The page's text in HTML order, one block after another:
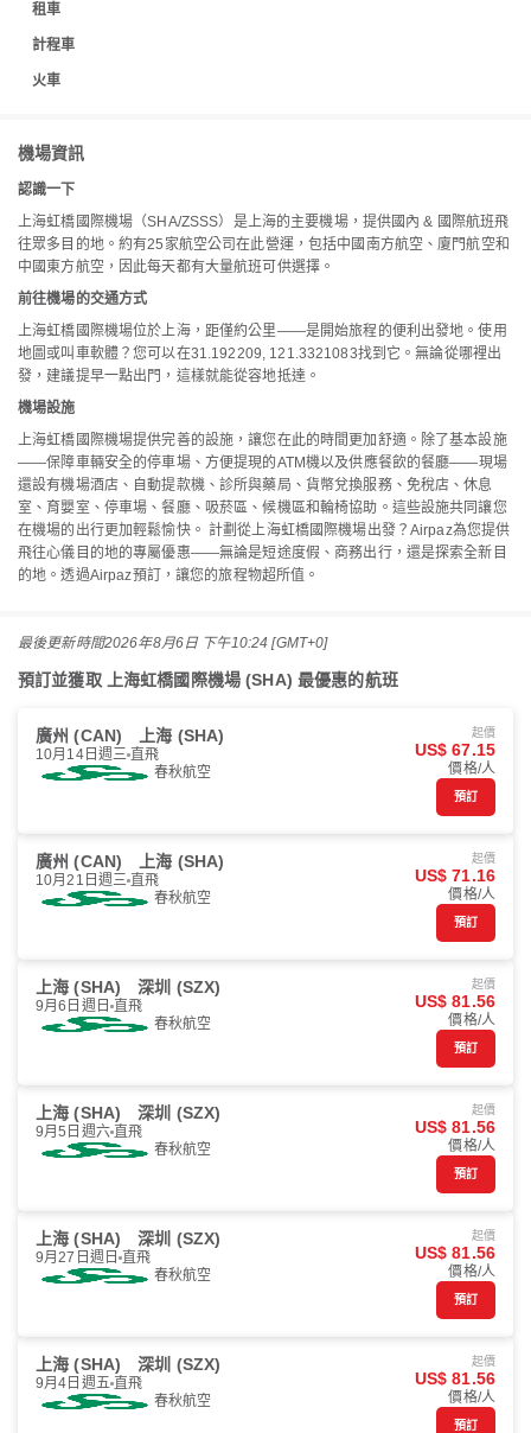
租車
計程車
火車
機場資訊
認識一下
上海虹橋國際機場（SHA/ZSSS）是上海的主要機場，提供國內 & 國際航班飛
往眾多目的地。約有25家航空公司在此營運，包括中國南方航空、廈門航空和
中國東方航空，因此每天都有大量航班可供選擇。
前往機場的交通方式
上海虹橋國際機場位於上海，距僅約公里——是開始旅程的便利出發地。使用
地圖或叫車軟體？您可以在31.192209, 121.3321083找到它。無論從哪裡出
發，建議提早一點出門，這樣就能從容地抵達。
機場設施
上海虹橋國際機場提供完善的設施，讓您在此的時間更加舒適。除了基本設施
——保障車輛安全的停車場、方便提現的ATM機以及供應餐飲的餐廳——現場
還設有機場酒店、自動提款機、診所與藥局、貨幣兌換服務、免稅店、休息
室、育嬰室、停車場、餐廳、吸菸區、候機區和輪椅協助。這些設施共同讓您
在機場的出行更加輕鬆愉快。 計劃從上海虹橋國際機場出發？Airpaz為您提供
飛往心儀目的地的專屬優惠——無論是短途度假、商務出行，還是探索全新目
的地。透過Airpaz預訂，讓您的旅程物超所值。
最後更新時間2026年8月6日 下午10:24 [GMT+0]
預訂並獲取 上海虹橋國際機場 (SHA) 最優惠的航班
廣州 (CAN) 上海 (SHA)
10月14日週三 直飛
春秋航空
起價
US$ 67.15
價格/人
預訂
廣州 (CAN) 上海 (SHA)
10月21日週三 直飛
春秋航空
起價
US$ 71.16
價格/人
預訂
上海 (SHA) 深圳 (SZX)
9月6日週日 直飛
春秋航空
起價
US$ 81.56
價格/人
預訂
上海 (SHA) 深圳 (SZX)
9月5日週六 直飛
春秋航空
起價
US$ 81.56
價格/人
預訂
上海 (SHA) 深圳 (SZX)
9月27日週日 直飛
春秋航空
起價
US$ 81.56
價格/人
預訂
上海 (SHA) 深圳 (SZX)
9月4日週五 直飛
春秋航空
起價
US$ 81.56
價格/人
預訂